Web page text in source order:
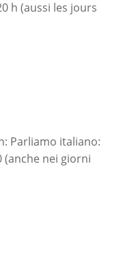
h (aussi les jours
Parliamo italiano:
(anche nei giorni